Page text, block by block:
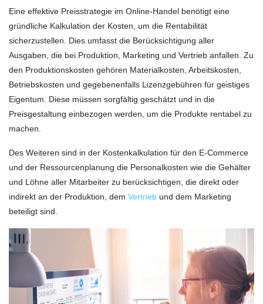
Eine effektive Preisstrategie im Online-Handel benötigt eine
gründliche Kalkulation der Kosten, um die Rentabilität
sicherzustellen. Dies umfasst die Berücksichtigung aller
Ausgaben, die bei Produktion, Marketing und Vertrieb anfallen. Zu
den Produktionskosten gehören Materialkosten, Arbeitskosten,
Betriebskosten und gegebenenfalls Lizenzgebühren für geistiges
Eigentum. Diese müssen sorgfältig geschätzt und in die
Preisgestaltung einbezogen werden, um die Produkte rentabel zu
machen.
Des Weiteren sind in der Kostenkalkulation für den E-Commerce
und der Ressourcenplanung die Personalkosten wie die Gehälter
und Löhne aller Mitarbeiter zu berücksichtigen, die direkt oder
indirekt an der Produktion, dem Vertrieb und dem Marketing
beteiligt sind.